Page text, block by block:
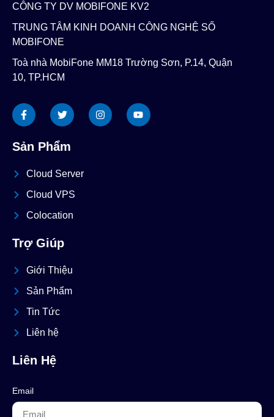
CÔNG TY DV MOBIFONE KV2
TRUNG TÂM KINH DOANH CÔNG NGHỆ SỐ
MOBIFONE
Toà nhà MobiFone MM18 Trường Sơn, P.14, Quận
10, TP.HCM
Sản Phẩm
Cloud Server
Cloud VPS
Colocation
Trợ Giúp
Giới Thiệu
Sản Phẩm
Tin Tức
Liên hệ
Liên Hệ
Email